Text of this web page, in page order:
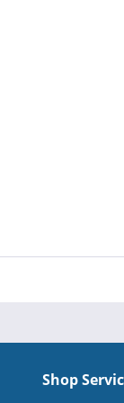
Shop